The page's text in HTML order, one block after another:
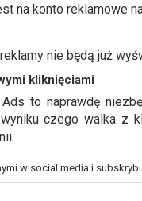
na konto reklamowe
nie będą już
kliknięciami
to naprawdę
czego walka z
w social media i